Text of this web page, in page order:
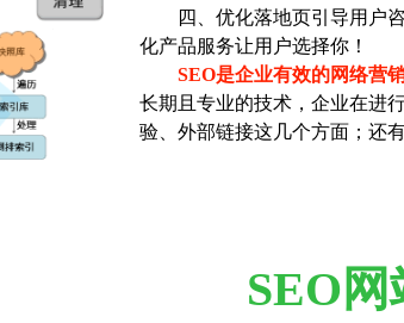
四、优化落地页引导用户
化产品服务让用户选择你！
SEO是企业有效的网络营
长期且专业的技术，企业在进
验、外部链接这几个方面；还
SEO